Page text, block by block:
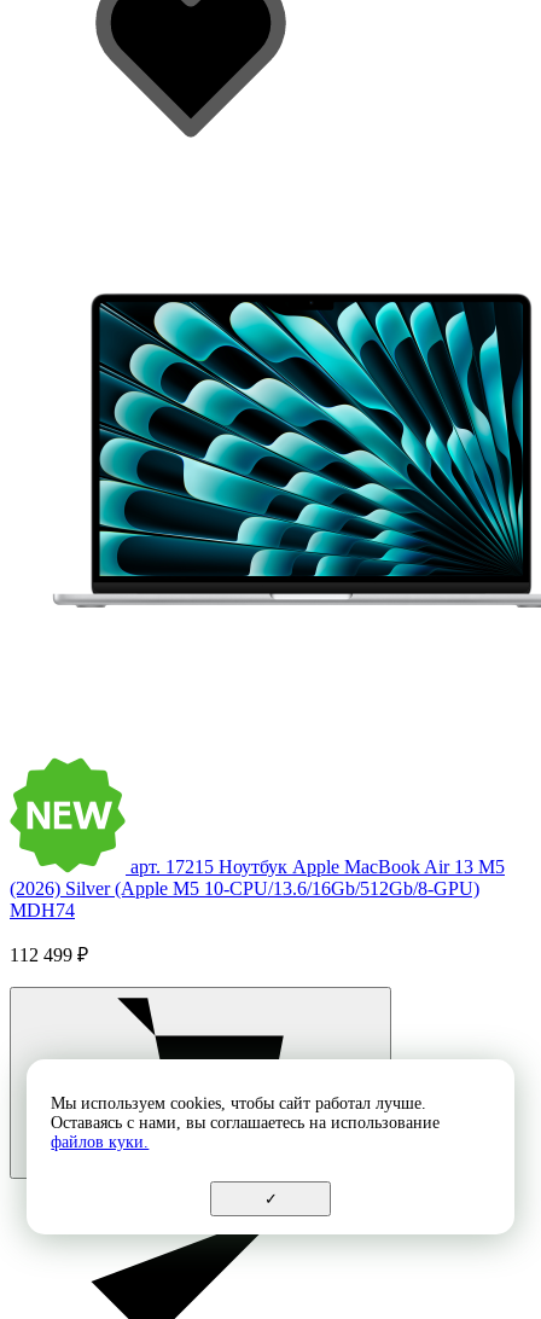
арт. 17215 Ноутбук Apple MacBook Air 13 M5
(2026) Silver (Apple M5 10-CPU/13.6/16Gb/512Gb/8-GPU)
MDH74
112 499 ₽
Мы используем cookies, чтобы сайт работал лучше.
Оставаясь с нами, вы соглашаетесь на использование
файлов куки.
✓